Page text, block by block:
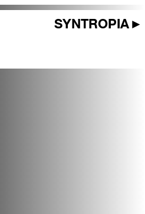
►
SYNTROPIA